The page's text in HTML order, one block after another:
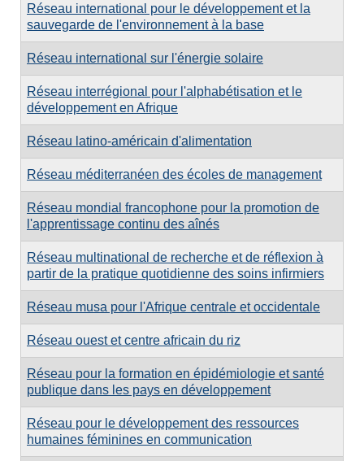
Réseau international pour le développement et la
sauvegarde de l'environnement à la base
Réseau international sur l'énergie solaire
Réseau interrégional pour l'alphabétisation et le
développement en Afrique
Réseau latino-américain d'alimentation
Réseau méditerranéen des écoles de management
Réseau mondial francophone pour la promotion de
l'apprentissage continu des aînés
Réseau multinational de recherche et de réflexion à
partir de la pratique quotidienne des soins infirmiers
Réseau musa pour l'Afrique centrale et occidentale
Réseau ouest et centre africain du riz
Réseau pour la formation en épidémiologie et santé
publique dans les pays en développement
Réseau pour le développement des ressources
humaines féminines en communication